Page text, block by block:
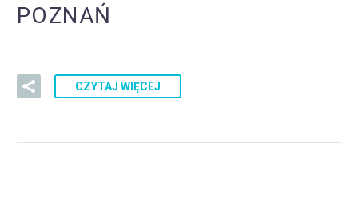
POZNAŃ
CZYTAJ WIĘCEJ